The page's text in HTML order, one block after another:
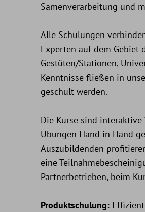
Samenverarbeitung und
Alle Schulungen
Experten auf dem
Gestüten/Stationen,
Kenntnisse fließen in
geschult werden.
Die Kurse sind
Übungen Hand in Hand
Auszubildenden
eine
Partnerbetrieben, beim
Produktschulung: